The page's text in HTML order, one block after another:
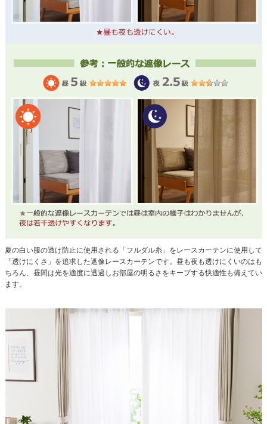
夏の白い服の透け防止に使用される「フルダル糸」をレースカーテンに使用して
「透けにくさ」を追求した遮像レースカーテンです。昼も夜も透けにくいのはも
ちろん、昼間は光を適度に透過しお部屋の明るさをキープする快適性も備えてい
ます。